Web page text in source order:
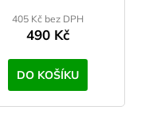
405 Kč bez DPH
490 Kč
DO KOŠÍKU